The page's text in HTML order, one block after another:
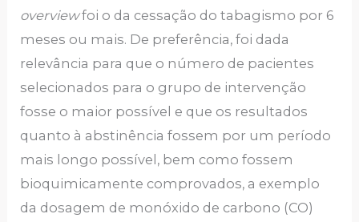
overviewfoi o da cessação do tabagismo por 6
meses ou mais. De preferência, foi dada
relevância para que o número de pacientes
selecionados para o grupo de intervenção
fosse o maior possível e que os resultados
quanto à abstinência fossem por um período
mais longo possível, bem como fossem
bioquimicamente comprovados, a exemplo
da dosagem de monóxido de carbono (CO)